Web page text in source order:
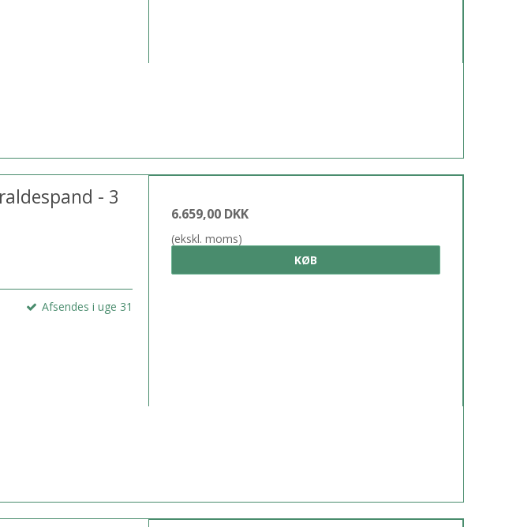
- 3
Afsendes i uge 31
6.659,00 DKK
(ekskl. moms)
KØB